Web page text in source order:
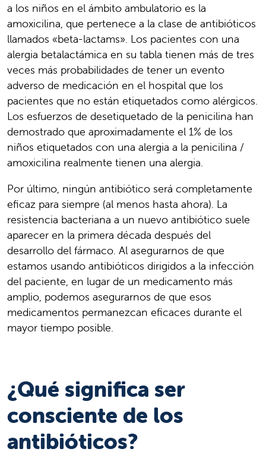
a los niños en el ámbito ambulatorio es la
amoxicilina, que pertenece a la clase de antibióticos
llamados «beta-lactams». Los pacientes con una
alergia betalactámica en su tabla tienen más de tres
veces más probabilidades de tener un evento
adverso de medicación en el hospital que los
pacientes que no están etiquetados como alérgicos.
Los esfuerzos de desetiquetado de la penicilina han
demostrado que aproximadamente el 1% de los
niños etiquetados con una alergia a la penicilina /
amoxicilina realmente tienen una alergia.
Por último, ningún antibiótico será completamente
eficaz para siempre (al menos hasta ahora). La
resistencia bacteriana a un nuevo antibiótico suele
aparecer en la primera década después del
desarrollo del fármaco. Al asegurarnos de que
estamos usando antibióticos dirigidos a la infección
del paciente, en lugar de un medicamento más
amplio, podemos asegurarnos de que esos
medicamentos permanezcan eficaces durante el
mayor tiempo posible.
¿Qué significa ser
consciente de los
antibióticos?